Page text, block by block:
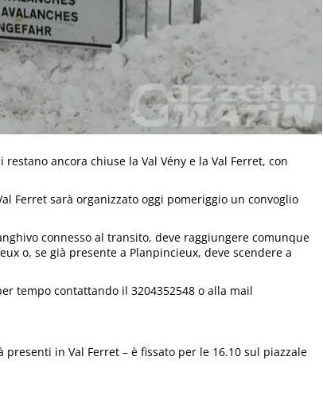
ancora chiuse la Val Vény e la Val Ferret, con
Ferret sarà organizzato oggi pomeriggio un convoglio
connesso al transito, deve raggiungere comunque
o, se già presente a Planpincieux, deve scendere a
tempo contattando il 3204352548 o alla mail
in Val Ferret – è fissato per le 16.10 sul piazzale